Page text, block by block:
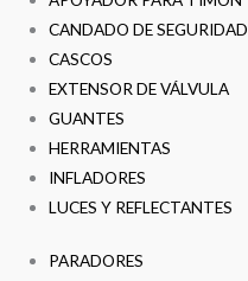
CANDADO DE SEGURIDAD
CASCOS
EXTENSOR DE VÁLVULA
GUANTES
HERRAMIENTAS
INFLADORES
LUCES Y REFLECTANTES
PARADORES